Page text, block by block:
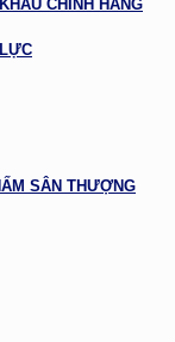
CHÍNH HÃNG
SÂN THƯỢNG